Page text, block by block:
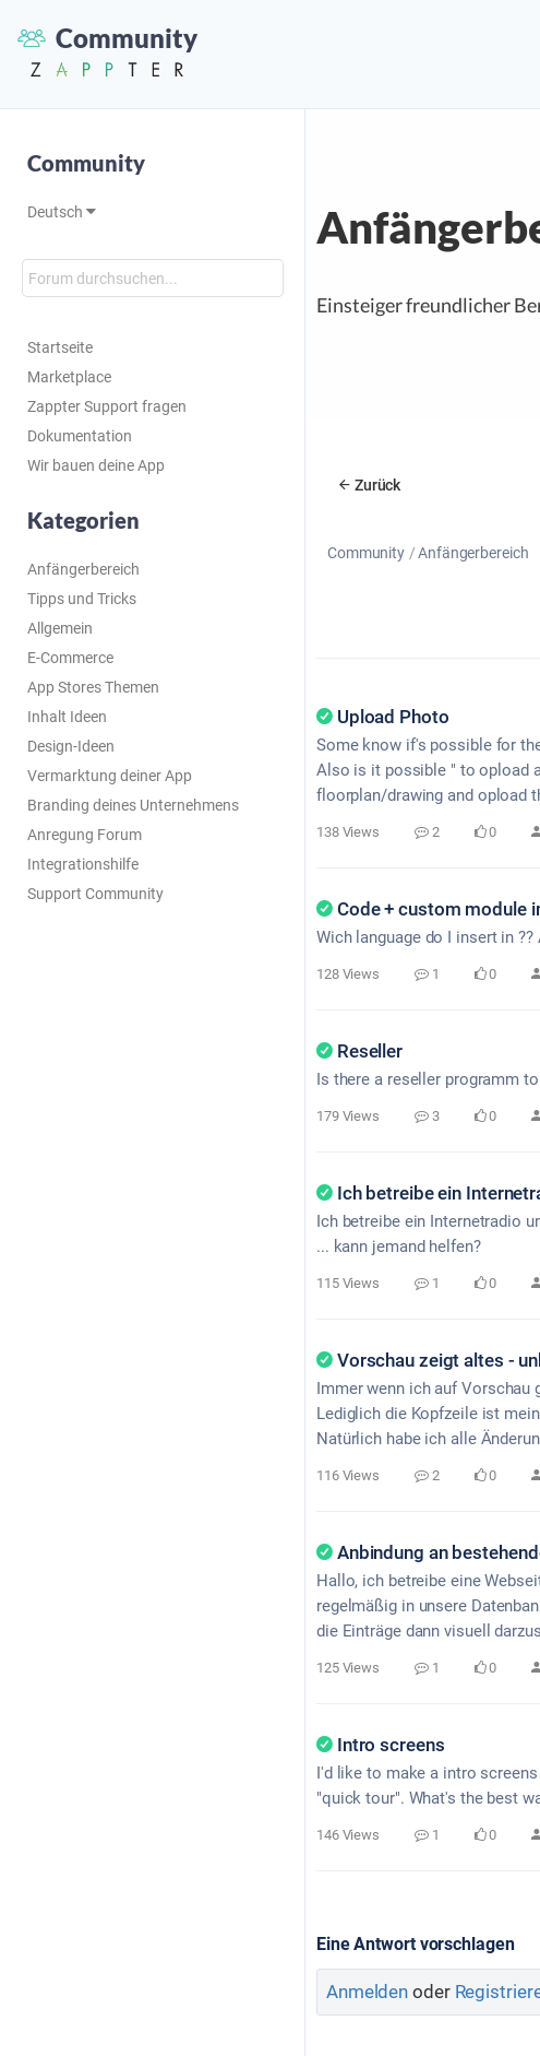
Community
Community
Deutsch
Startseite
Marketplace
Zappter Support fragen
Dokumentation
Wir bauen deine App
Kategorien
Anfängerbereich
Tipps und Tricks
Allgemein
E-Commerce
App Stores Themen
Inhalt Ideen
Design-Ideen
Vermarktung deiner App
Branding deines Unternehmens
Anregung Forum
Integrationshilfe
Support Community
Einsteiger freundlicher
Zurück
Community Anfängerbereich
Upload Photo
Some know if's possible for
Also is it possible " to opload
floorplan/drawing and opload
138 Views 2 0
Code + custom module
Wich language do I insert in
128 Views 1 0
Reseller
Is there a reseller programm
179 Views 3 0
Ich betreibe ein
Ich betreibe ein Internetradio
... kann jemand helfen?
115 Views 1 0
Vorschau zeigt altes -
Immer wenn ich auf Vorschau
Lediglich die Kopfzeile ist
Natürlich habe ich alle
116 Views 2 0
Anbindung an
Hallo, ich betreibe eine
regelmäßig in unsere
die Einträge dann visuell
125 Views 1 0
Intro screens
I'd like to make a intro
"quick tour". What's the best
146 Views 1 0
Eine Antwort vorschlagen
Anmelden oder